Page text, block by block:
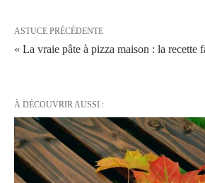
ASTUCE PRÉCÉDENTE
« La vraie pâte à pizza maison : la recette
À DÉCOUVRIR AUSSI :